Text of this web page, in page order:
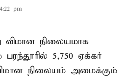
pm
நிலையமாக
பரந்தூரில் 5,750 ஏக்கர்
நிலையம் அமைக்கும்